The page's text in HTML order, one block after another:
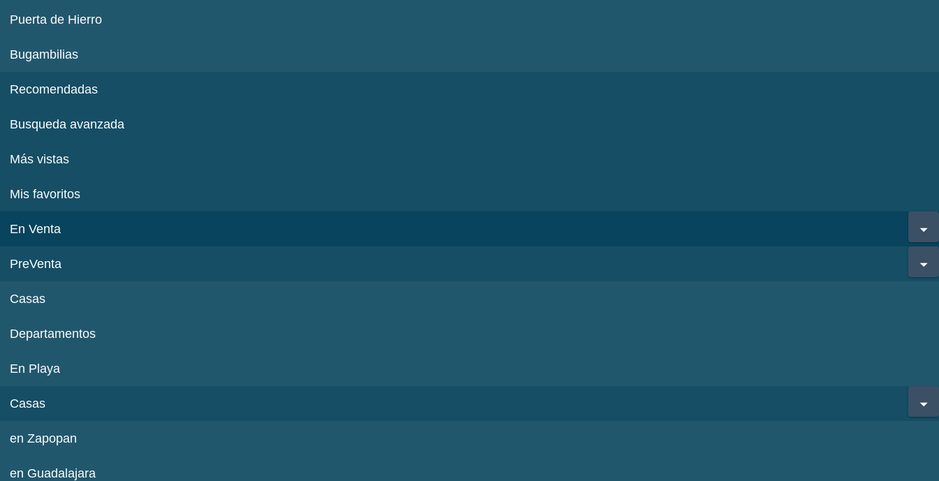
Puerta de Hierro
Bugambilias
Recomendadas
Busqueda avanzada
Más vistas
Mis favoritos
En Venta
PreVenta
Casas
Departamentos
En Playa
Casas
en Zapopan
en Guadalajara